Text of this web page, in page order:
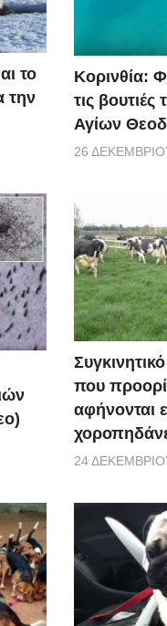
το
την
Κορινθία:
τις
Αγίων
26
που
αφήνονται
24